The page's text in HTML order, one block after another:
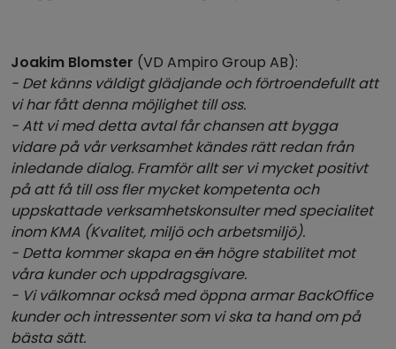
Joakim Blomster (VD Ampiro Group AB):
- Det känns väldigt glädjande och förtroendefullt att
vi har fått denna möjlighet till oss.
- Att vi med detta avtal får chansen att bygga
vidare på vår verksamhet kändes rätt redan från
inledande dialog. Framför allt ser vi mycket positivt
på att få till oss fler mycket kompetenta och
uppskattade verksamhetskonsulter med specialitet
inom KMA (Kvalitet, miljö och arbetsmiljö).
- Detta kommer skapa enänhögre stabilitet mot
våra kunder och uppdragsgivare.
- Vi välkomnar också med öppna armar BackOffice
kunder och intressenter som vi ska ta hand om på
bästa sätt.